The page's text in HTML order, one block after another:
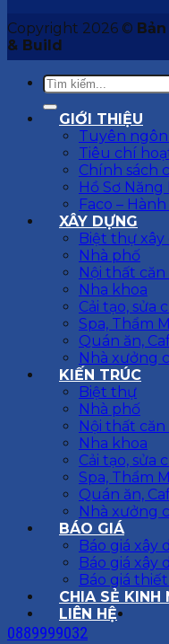
Copyright 2026 ©
& Build
GIỚI THIỆU
Tuyên
Tiêu chí
Chính sách
Hồ Sơ Năng
Faco –
XÂY DỰNG
Biệt thự xây
Nhà phố
Nội thất căn
Nha khoa
Cải tạo, sửa
Spa, Thẩm
Quán ăn,
Nhà xưởng
KIẾN TRÚC
Biệt thự
Nhà phố
Nội thất căn
Nha khoa
Cải tạo, sửa
Spa, Thẩm
Quán ăn,
Nhà xưởng
BÁO GIÁ
Báo giá xây
Báo giá xây
Báo giá
CHIA SẺ KINH
LIÊN HỆ
0889999032